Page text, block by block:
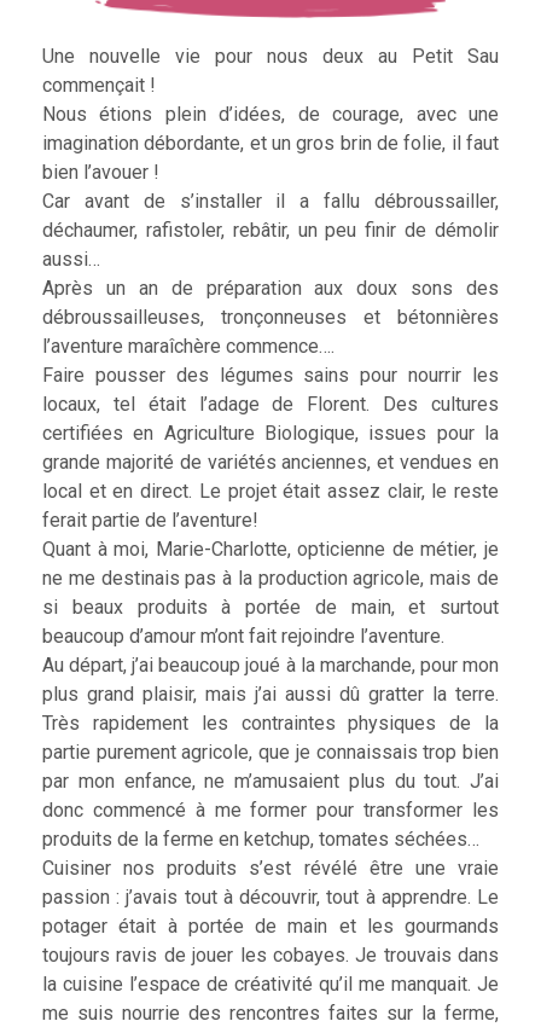
Une nouvelle vie pour nous deux au Petit Sau
commençait !
Nous étions plein d’idées, de courage, avec une
imagination débordante, et un gros brin de folie, il faut
bien l’avouer !
Car avant de s’installer il a fallu débroussailler,
déchaumer, rafistoler, rebâtir, un peu finir de démolir
aussi…
Après un an de préparation aux doux sons des
débroussailleuses, tronçonneuses et bétonnières
l’aventure maraîchère commence….
Faire pousser des légumes sains pour nourrir les
locaux, tel était l’adage de Florent. Des cultures
certifiées en Agriculture Biologique, issues pour la
grande majorité de variétés anciennes, et vendues en
local et en direct. Le projet était assez clair, le reste
ferait partie de l’aventure!
Quant à moi, Marie-Charlotte, opticienne de métier, je
ne me destinais pas à la production agricole, mais de
si beaux produits à portée de main, et surtout
beaucoup d’amour m’ont fait rejoindre l’aventure.
Au départ, j’ai beaucoup joué à la marchande, pour mon
plus grand plaisir, mais j’ai aussi dû gratter la terre.
Très rapidement les contraintes physiques de la
partie purement agricole, que je connaissais trop bien
par mon enfance, ne m’amusaient plus du tout. J’ai
donc commencé à me former pour transformer les
produits de la ferme en ketchup, tomates séchées…
Cuisiner nos produits s’est révélé être une vraie
passion : j’avais tout à découvrir, tout à apprendre. Le
potager était à portée de main et les gourmands
toujours ravis de jouer les cobayes. Je trouvais dans
la cuisine l’espace de créativité qu’il me manquait. Je
me suis nourrie des rencontres faites sur la ferme,